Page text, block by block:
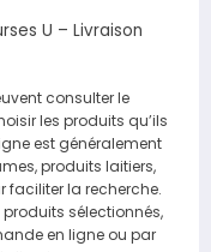
U – Livraison
consulter le
les produits qu’ils
est généralement
produits laitiers,
faciliter la recherche.
sélectionnés,
en ligne ou par